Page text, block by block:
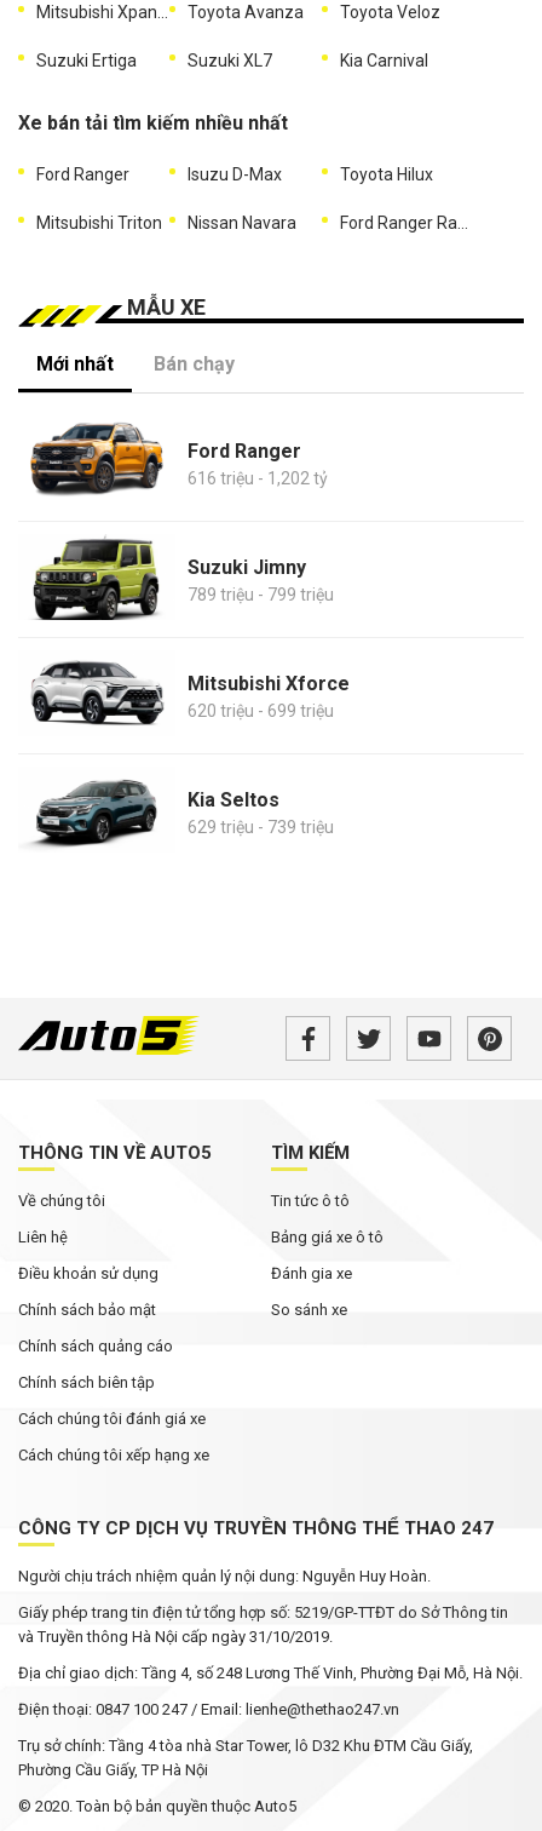
Mitsubishi Xpander Toyota Avanza Toyota Veloz
Suzuki Ertiga Suzuki XL7 Kia Carnival
Xe bán tải tìm kiếm nhiều nhất
Ford Ranger Isuzu D-Max Toyota Hilux
Mitsubishi Triton Nissan Navara Ford Ranger Raptor
MẪU XE
Mới nhất Bán chạy
Ford Ranger
616 triệu - 1,202 tỷ
Suzuki Jimny
789 triệu - 799 triệu
Mitsubishi Xforce
620 triệu - 699 triệu
Kia Seltos
629 triệu - 739 triệu
THÔNG TIN VỀ AUTO5
Về chúng tôi
Liên hệ
Điều khoản sử dụng
Chính sách bảo mật
Chính sách quảng cáo
Chính sách biên tập
Cách chúng tôi đánh giá xe
Cách chúng tôi xếp hạng xe
TÌM KIẾM
Tin tức ô tô
Bảng giá xe ô tô
Đánh gia xe
So sánh xe
CÔNG TY CP DỊCH VỤ TRUYỀN THÔNG THỂ THAO 247
Người chịu trách nhiệm quản lý nội dung: Nguyễn Huy Hoàn.
Giấy phép trang tin điện tử tổng hợp số: 5219/GP-TTĐT do Sở Thông tin
và Truyền thông Hà Nội cấp ngày 31/10/2019.
Địa chỉ giao dịch: Tầng 4, số 248 Lương Thế Vinh, Phường Đại Mỗ, Hà Nội.
Điện thoại: 0847 100 247 / Email: lienhe@thethao247.vn
Trụ sở chính: Tầng 4 tòa nhà Star Tower, lô D32 Khu ĐTM Cầu Giấy,
Phường Cầu Giấy, TP Hà Nội
© 2020. Toàn bộ bản quyền thuộc Auto5